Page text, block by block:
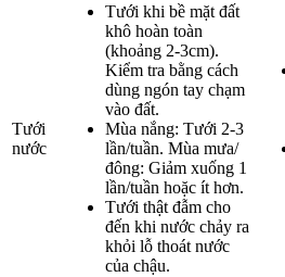
Tưới
nước
Tưới khi bề mặt đất
khô hoàn toàn
(khoảng 2-3cm).
Kiểm tra bằng cách
dùng ngón tay chạm
vào đất.
Mùa nắng: Tưới 2-3
lần/tuần. Mùa mưa/
đông: Giảm xuống 1
lần/tuần hoặc ít hơn.
Tưới thật đẫm cho
đến khi nước chảy ra
khỏi lỗ thoát nước
của chậu.